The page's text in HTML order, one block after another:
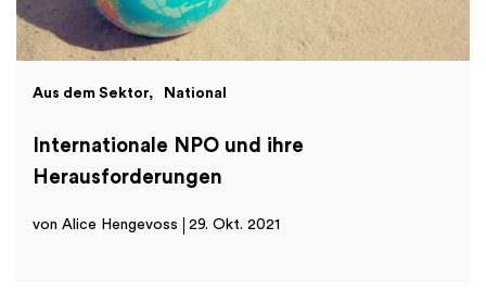
Aus dem Sektor National
Internationale NPO und ihre
Herausforderungen
von Alice Hengevoss 29. Okt. 2021